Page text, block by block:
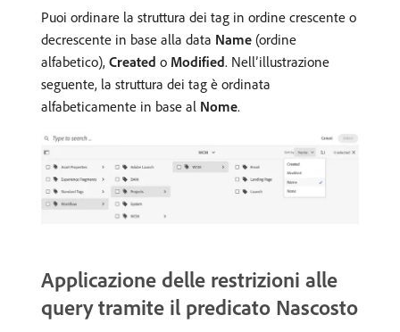
Puoi ordinare la struttura dei tag in ordine crescente o
decrescente in base alla data Name (ordine
alfabetico), Created o Modified. Nell’illustrazione
seguente, la struttura dei tag è ordinata
alfabeticamente in base al Nome.
Applicazione delle restrizioni alle
query tramite il predicato Nascosto